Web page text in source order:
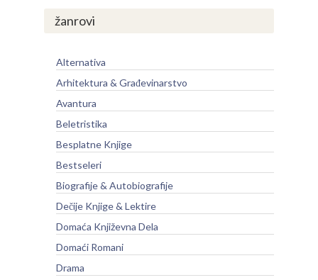
žanrovi
Alternativa
Arhitektura & Građevinarstvo
Avantura
Beletristika
Besplatne Knjige
Bestseleri
Biografije & Autobiografije
Dečije Knjige & Lektire
Domaća Književna Dela
Domaći Romani
Drama